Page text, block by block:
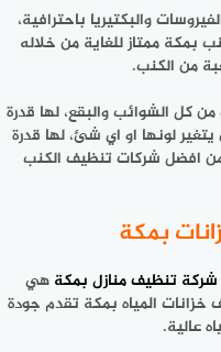
والبكتيريا باحترافية،
ممتاز للغاية من خلاله
من الكنب.
كل الشوائب والبقع، لها قدرة
لونها او اي شئ، لها قدرة
من افضل شركات تنظيف الكنب
بمكة
شركة تنظيف منازل بمكة هي
المياه بمكة تقدم جودة
عالية.